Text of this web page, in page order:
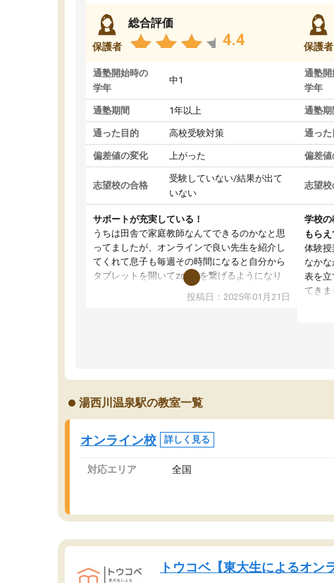
保護者
総合評価
4.4
通塾開始時の
学年
中1
通塾期間 1年以上
通った目的 高校受験対策
偏差値の変化 上がった
志望校の合格
受験していない/結果が出て
いない
サポートが充実している！
うちは田舎で家庭教師なんてできるのかなと思
ってましたが、オンラインで良い先生を紹介し
てくれて息子も毎週その時間になると自分から
タブレットを開いてzoomを繋げるようになり
ました！5科目なんでもOKなのもとても気に入
投稿日：2025年01月21日
保護者
通塾開
学年
通塾期
通った
偏差値
志望校
学校の
もら
体験授
なか
表を立
てきま
オン
い日
湯西川温泉駅の教室一覧
オンライン校 詳しく見る
対応エリア 全国
トウコベ【東大生によるオン